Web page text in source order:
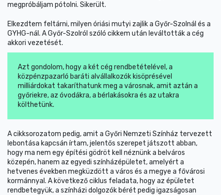
megpróbáljam pótolni. Sikerült.
Elkezdtem feltárni, milyen óriási mutyi zajlik a Győr-Szolnál és a
GYHG-nál. A Győr-Szolról szóló cikkem után leváltották a cég
akkori vezetését.
Azt gondolom, hogy a két cég rendbetételével, a
közpénzpazarló baráti alvállalkozók kisöprésével
milliárdokat takaríthatunk meg a városnak, amit aztán a
győriekre, az óvodákra, a bérlakásokra és az utakra
költhetünk.
A cikksorozatom pedig, amit a Győri Nemzeti Színház tervezett
lebontása kapcsán írtam, jelentős szerepet játszott abban,
hogy ma nem egy építési gödröt kell néznünk a belváros
közepén, hanem az egyedi színházépületet, amelyért a
hetvenes években megküzdött a város és a megye a fővárosi
kormánnyal. A következő ciklus feladata, hogy az épületet
rendbetegyük, a színházi dolgozók bérét pedig igazságosan